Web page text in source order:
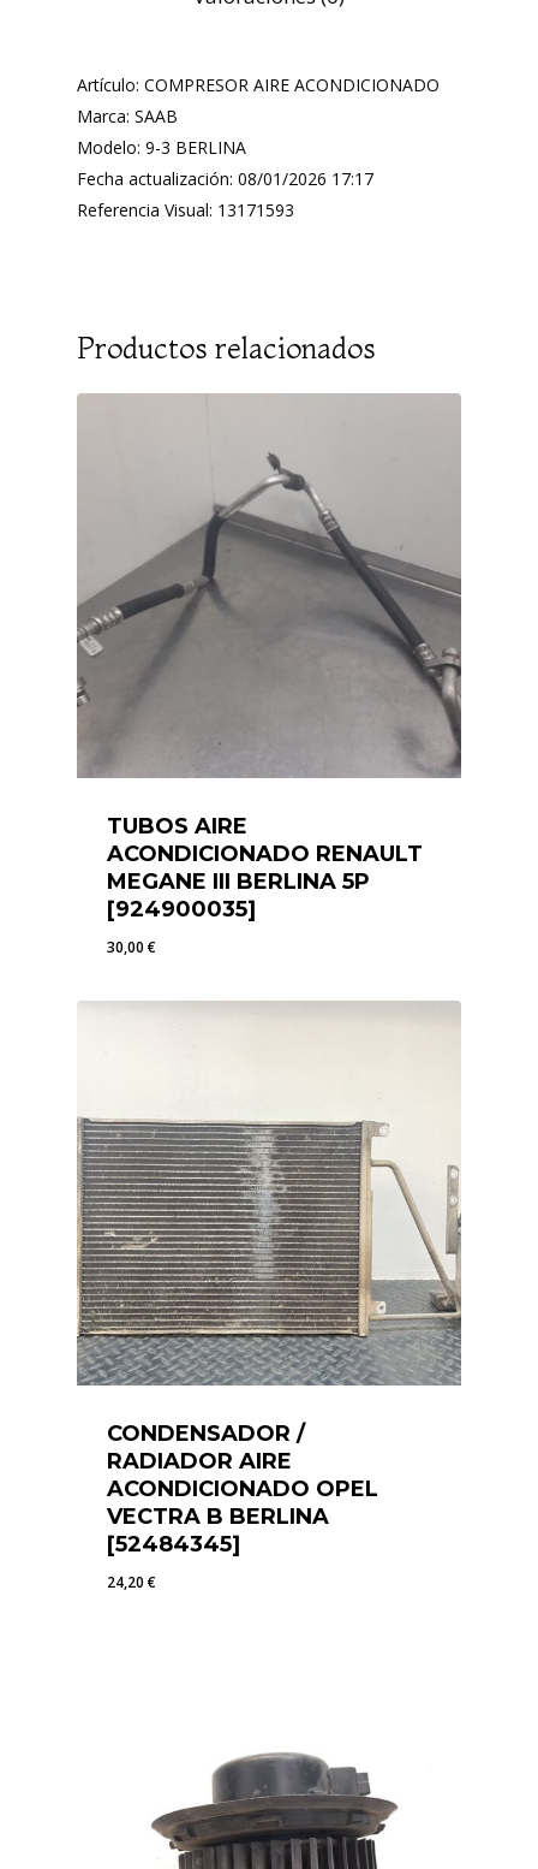
Artículo: COMPRESOR AIRE ACONDICIONADO
Marca: SAAB
Modelo: 9-3 BERLINA
Fecha actualización: 08/01/2026 17:17
Referencia Visual: 13171593
Productos relacionados
TUBOS AIRE
ACONDICIONADO RENAULT
MEGANE III BERLINA 5P
[924900035]
30,00€
CONDENSADOR /
RADIADOR AIRE
ACONDICIONADO OPEL
VECTRA B BERLINA
[52484345]
24,20€